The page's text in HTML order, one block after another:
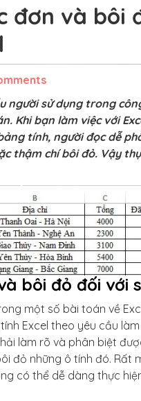
đơn và bôi
người sử dụng trong
Khi bạn làm việc với
tính, người đọc dễ
thậm chí bôi đỏ. Vậy
bôi đỏ đối với
một số bài toán về
Excel theo yêu cầu
làm rõ và phân biệt
đỏ những ô tính đó. Rất
có thể dễ dàng thực